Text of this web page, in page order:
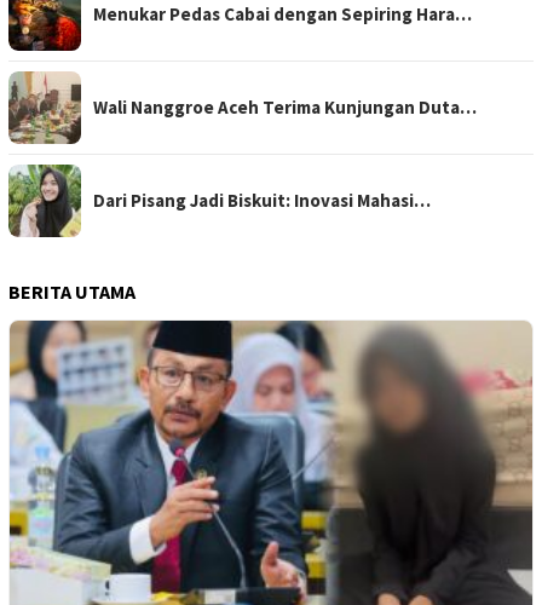
Menukar Pedas Cabai dengan Sepiring Hara…
Wali Nanggroe Aceh Terima Kunjungan Duta…
Dari Pisang Jadi Biskuit: Inovasi Mahasi…
BERITA UTAMA